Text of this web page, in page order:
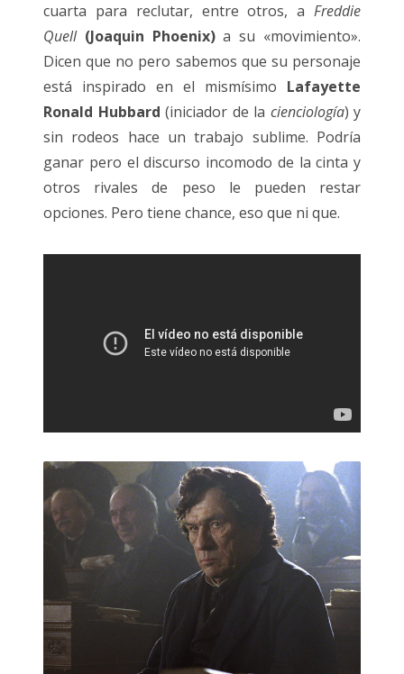
cuarta para reclutar, entre otros, a Freddie
Quell (Joaquin Phoenix)a su «movimiento».
Dicen que no pero sabemos que su personaje
está inspirado en el mismísimo Lafayette
Ronald Hubbard (iniciador de la cienciología) y
sin rodeos hace un trabajo sublime. Podría
ganar pero el discurso incomodo de la cinta y
otros rivales de peso le pueden restar
opciones. Pero tiene chance, eso que ni que.